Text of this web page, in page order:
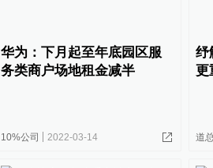
华为：下月起至年底园区服
务类商户场地租金减半
10%公司 2022-03-14
纾
更
道